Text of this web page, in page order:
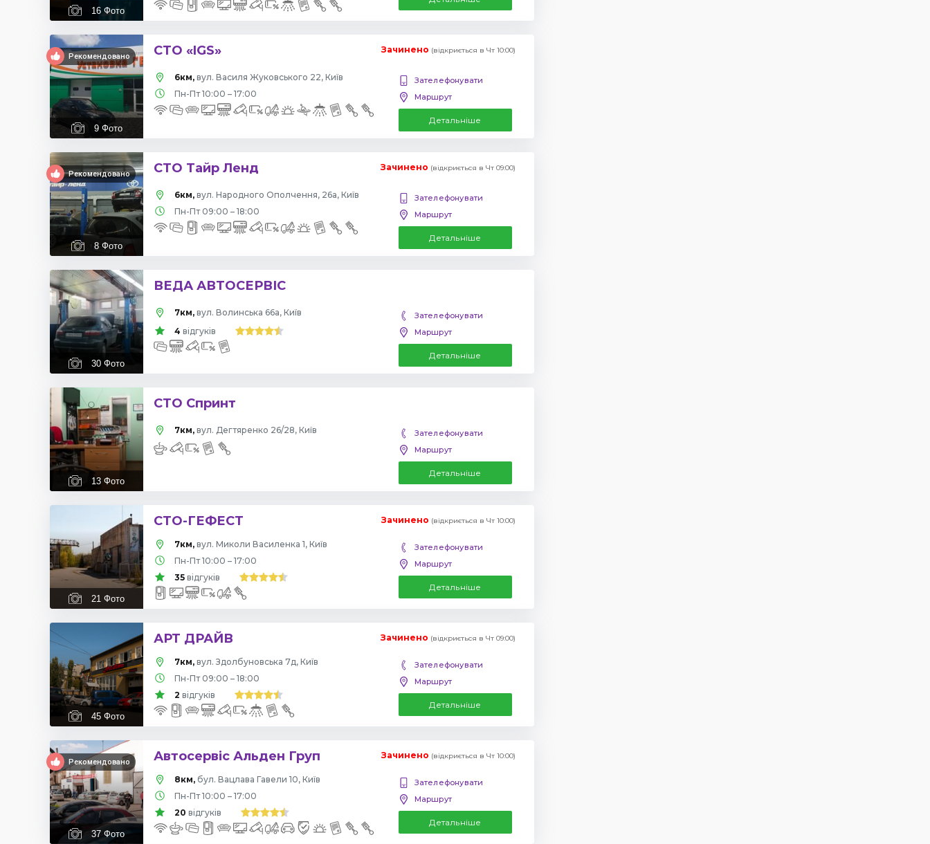
16 Фото
Рекомендовано
9 Фото
СТО «IGS» Зачинено (відкриється в Чт 10:00)
6км, вул. Василя Жуковського 22, Київ
Пн-Пт 10:00 – 17:00
Зателефонувати
Маршрут
Детальніше
Рекомендовано
8 Фото
СТО Тайр Ленд Зачинено (відкриється в Чт 09:00)
6км, вул. Народного Ополчення, 26а, Київ
Пн-Пт 09:00 – 18:00
Зателефонувати
Маршрут
Детальніше
30 Фото
ВЕДА АВТОСЕРВІС
7км, вул. Волинська 66а, Київ
4 відгуків
Зателефонувати
Маршрут
Детальніше
13 Фото
СТО Спринт
7км, вул. Дегтяренко 26/28, Київ
Зателефонувати
Маршрут
Детальніше
21 Фото
СТО-ГЕФЕСТ Зачинено (відкриється в Чт 10:00)
7км, вул. Миколи Василенка 1, Київ
Пн-Пт 10:00 – 17:00
35 відгуків
Зателефонувати
Маршрут
Детальніше
45 Фото
АРТ ДРАЙВ Зачинено (відкриється в Чт 09:00)
7км, вул. Здолбуновська 7д, Київ
Пн-Пт 09:00 – 18:00
2 відгуків
Зателефонувати
Маршрут
Детальніше
Рекомендовано
37 Фото
Автосервіс Альден Груп Зачинено (відкриється в Чт 10:00)
8км, бул. Вацлава Гавели 10, Київ
Пн-Пт 10:00 – 17:00
20 відгуків
Зателефонувати
Маршрут
Детальніше